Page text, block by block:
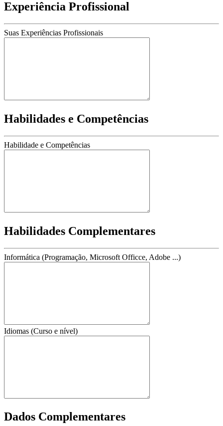
Experiência Profissional
Suas Experiências Profissionais
Habilidades e Competências
Habilidade e Competências
Habilidades Complementares
Informática (Programação, Microsoft Officce, Adobe ...)
Idiomas (Curso e nível)
Dados Complementares